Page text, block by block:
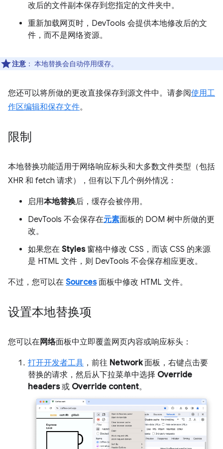
改后的文件副本保存到您指定的文件夹中。
重新加载网页时，DevTools 会提供本地修改后的文
件，而不是网络资源。
注意 ： 本地替换会自动停用缓存。
您还可以将所做的更改直接保存到源文件中。请参阅使用工
作区编辑和保存文件。
限制
本地替换功能适用于网络响应标头和大多数文件类型（包括
XHR 和 fetch 请求），但有以下几个例外情况：
启用本地替换后，缓存会被停用。
DevTools 不会保存在元素面板的 DOM 树中所做的更
改。
如果您在 Styles窗格中修改 CSS，而该 CSS 的来源
是 HTML 文件，则 DevTools 不会保存相应更改。
不过，您可以在 Sources面板中修改 HTML 文件。
设置本地替换项
您可以在网络面板中立即覆盖网页内容或响应标头：
打开开发者工具 ，前往 Network面板，右键点击要
替换的请求，然后从下拉菜单中选择 Override
headers或 Override content。